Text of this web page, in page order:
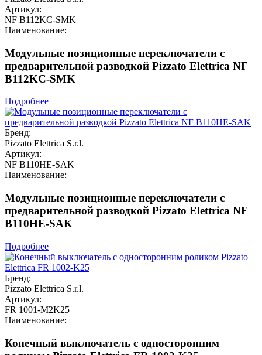
Артикул:
NF B112KC-SMK
Наименование:
Модульные позиционные переключатели с
предварительной разводкой Pizzato Elettrica NF
B112KC-SMK
Подробнее
Бренд:
Pizzato Elettrica S.r.l.
Артикул:
NF B110HE-SAK
Наименование:
Модульные позиционные переключатели с
предварительной разводкой Pizzato Elettrica NF
B110HE-SAK
Подробнее
Бренд:
Pizzato Elettrica S.r.l.
Артикул:
FR 1001-M2K25
Наименование:
Конечный выключатель с односторонним